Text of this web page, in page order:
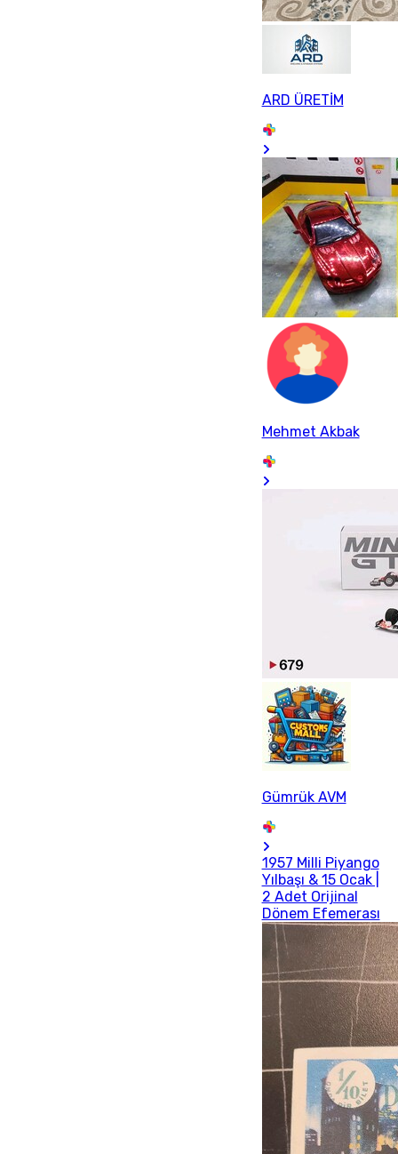
ARD ÜRETİM
Mehmet Akbak
Gümrük AVM
1957 Milli Piyango
Yılbaşı & 15 Ocak |
2 Adet Orijinal
Dönem Efemerası